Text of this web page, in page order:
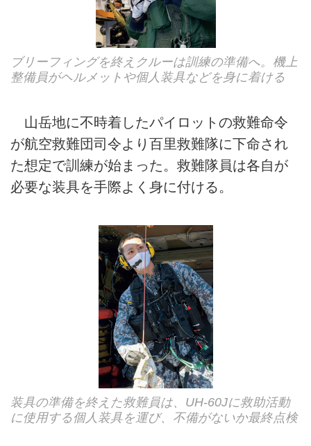
ブリーフィングを終えクルーは訓練の準備へ。機上
整備員がヘルメットや個人装具などを身に着ける
山岳地に不時着したパイロットの救難命令
が航空救難団司令より百里救難隊に下命され
た想定で訓練が始まった。救難隊員は各自が
必要な装具を手際よく身に付ける。
装具の準備を終えた救難員は、UH-60Jに救助活動
に使用する個人装具を運び、不備がないか最終点検